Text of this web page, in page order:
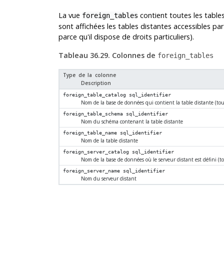
La vue foreign_tables contient toutes les
sont affichées les tables distantes accessibles
parce qu'il dispose de droits particuliers).
Tableau 36.29. Colonnes de foreign_tables
Type de la colonne
Description
foreign_table_catalog sql_identifier
Nom de la base de données qui contient la table distante
foreign_table_schema sql_identifier
Nom du schéma contenant la table distante
foreign_table_name sql_identifier
Nom de la table distante
foreign_server_catalog sql_identifier
Nom de la base de données où le serveur distant est défini
foreign_server_name sql_identifier
Nom du serveur distant